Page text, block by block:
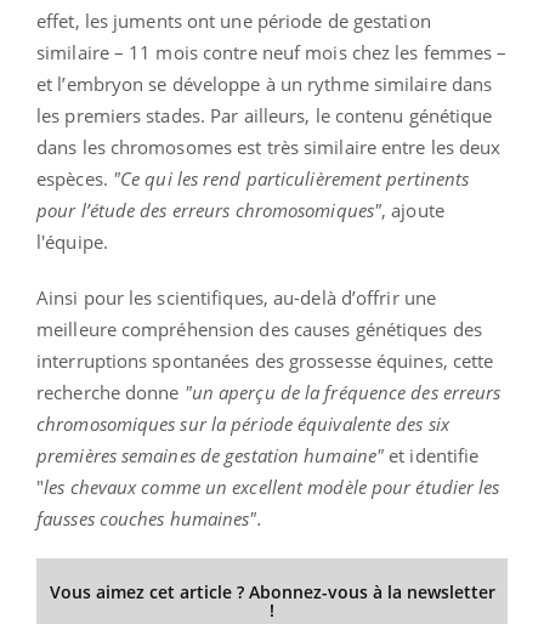
effet, les juments ont une période de gestation
similaire – 11 mois contre neuf mois chez les femmes –
et l’embryon se développe à un rythme similaire dans
les premiers stades. Par ailleurs, le contenu génétique
dans les chromosomes est très similaire entre les deux
espèces. "Ce qui les rend particulièrement pertinents
pour l’étude des erreurs chromosomiques", ajoute
l'équipe.
Ainsi pour les scientifiques, au-delà d’offrir une
meilleure compréhension des causes génétiques des
interruptions spontanées des grossesse équines, cette
recherche donne "un aperçu de la fréquence des erreurs
chromosomiques sur la période équivalente des six
premières semaines de gestation humaine" et identifie
"les chevaux comme un excellent modèle pour étudier les
fausses couches humaines".
Vous aimez cet article ? Abonnez-vous à la newsletter
!